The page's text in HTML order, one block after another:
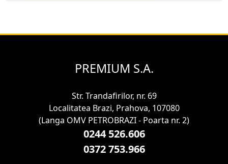
PREMIUM S.A.
Str. Trandafirilor, nr. 69
Localitatea Brazi, Prahova, 107080
(Langa OMV PETROBRAZI - Poarta nr. 2)
0244 526.606
0372 753.966